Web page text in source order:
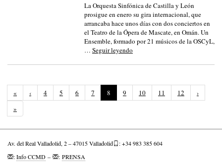
La Orquesta Sinfónica de Castilla y León
prosigue en enero su gira internacional, que
arrancaba hace unos días con dos conciertos en
el Teatro de la Ópera de Mascate, en Omán. Un
Ensemble, formado por 21 músicos de la OSCyL,
… Seguir leyendo
« ‹ 4 5 6 7 8
P
i
a
9 10 11 12
›
»
Av. del Real Valladolid, 2 – 47015 Valladolid
: +34 983 385 604
:Info CCMD – : PRENSA